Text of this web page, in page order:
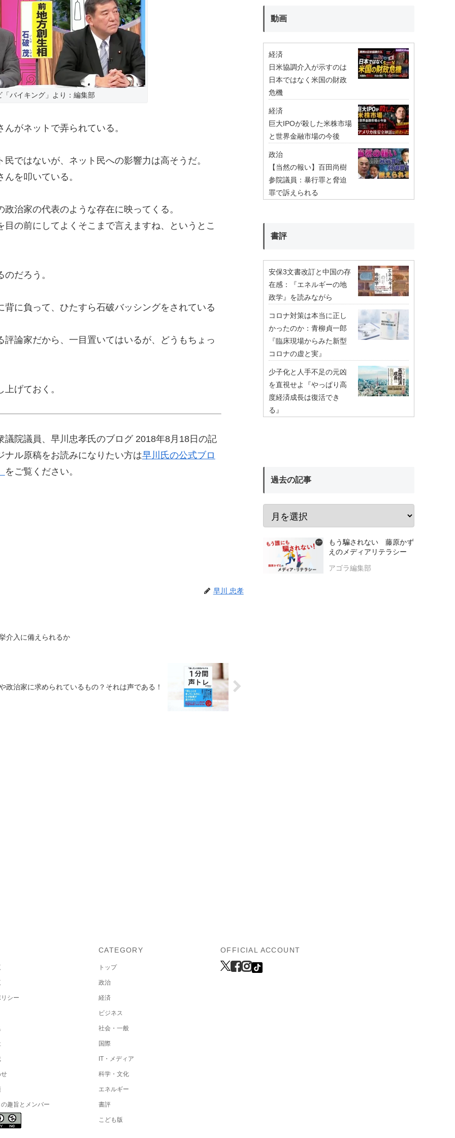
「バイキング」より：編集部
がネットで弄られている。
ではないが、ネット民への影響力は高そうだ。
を叩いている。
治家の代表のような存在に映ってくる。
の前にしてよくそこまで言えますね、というとこ
だろう。
に負って、ひたすら石破バッシングをされている
論家だから、一目置いてはいるが、どうもちょっ
げておく。
院議員、早川忠孝氏のブログ 2018年8月18日の記
ル原稿をお読みになりたい方は早川氏の公式ブロ
をご覧ください。
早川 忠孝
介入に備えられるか
政治家に求められているもの？それは声である！
動画
経済
日米協調介入が示すのは
日本ではなく米国の財政
危機
経済
巨大IPOが殺した米株市場
と世界金融市場の今後
政治
【当然の報い】百田尚樹
参院議員：暴行罪と脅迫
罪で訴えられる
書評
安保3文書改訂と中国の存
在感：『エネルギーの地
政学』を読みながら
コロナ対策は本当に正し
かったのか：青柳貞一郎
『臨床現場からみた新型
コロナの虚と実』
少子化と人手不足の元凶
を直視せよ『やっぱり高
度経済成長は復活でき
る』
過去の記事
もう騙されない 藤原かず
えのメディアリテラシー
アゴラ編集部
シー
趣旨とメンバー
CATEGORY
トップ
政治
経済
ビジネス
社会・一般
国際
IT・メディア
科学・文化
エネルギー
書評
こども版
OFFICIAL ACCOUNT